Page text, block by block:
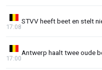
STVV heeft beet en stelt
17:08
Antwerp haalt twee oude
17:00